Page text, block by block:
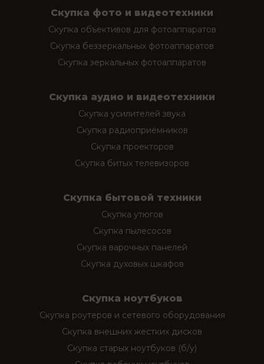
Скупка фото и видеотехники
Скупка объективов для фотоаппаратов
Скупка беззеркальных фотоаппаратов
Скупка зеркальных фотоаппаратов
Скупка аудио и видеотехники
Скупка усилителей звука
Скупка радиоприёмников
Скупка проекторов
Скупка битых телевизоров
Скупка бытовой техники
Скупка утюгов
Скупка пылесосов
Скупка варочных панелей
Скупка духовых шкафов
Скупка ноутбуков
Скупка роутеров и сетевого оборудования
Скупка внешних жестких дисков
Скупка старых ноутбуков (б/у)